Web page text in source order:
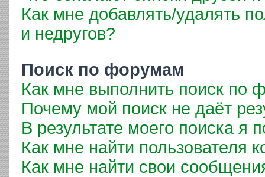
Как мне добавлять/удалять
и недругов?
Поиск по форумам
Как мне выполнить поиск по
Почему мой поиск не даёт
В результате моего поиска я
Как мне найти пользователя
Как мне найти свои